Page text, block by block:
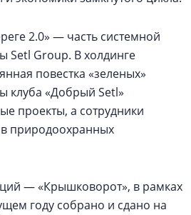
2.0» — часть системной
Setl Group. В холдинге
повестка «зеленых»
клуба «Добрый Setl»
проекты, а сотрудники
в природоохранных
— «Крышковорот», в рамках
году собрано и сдано на